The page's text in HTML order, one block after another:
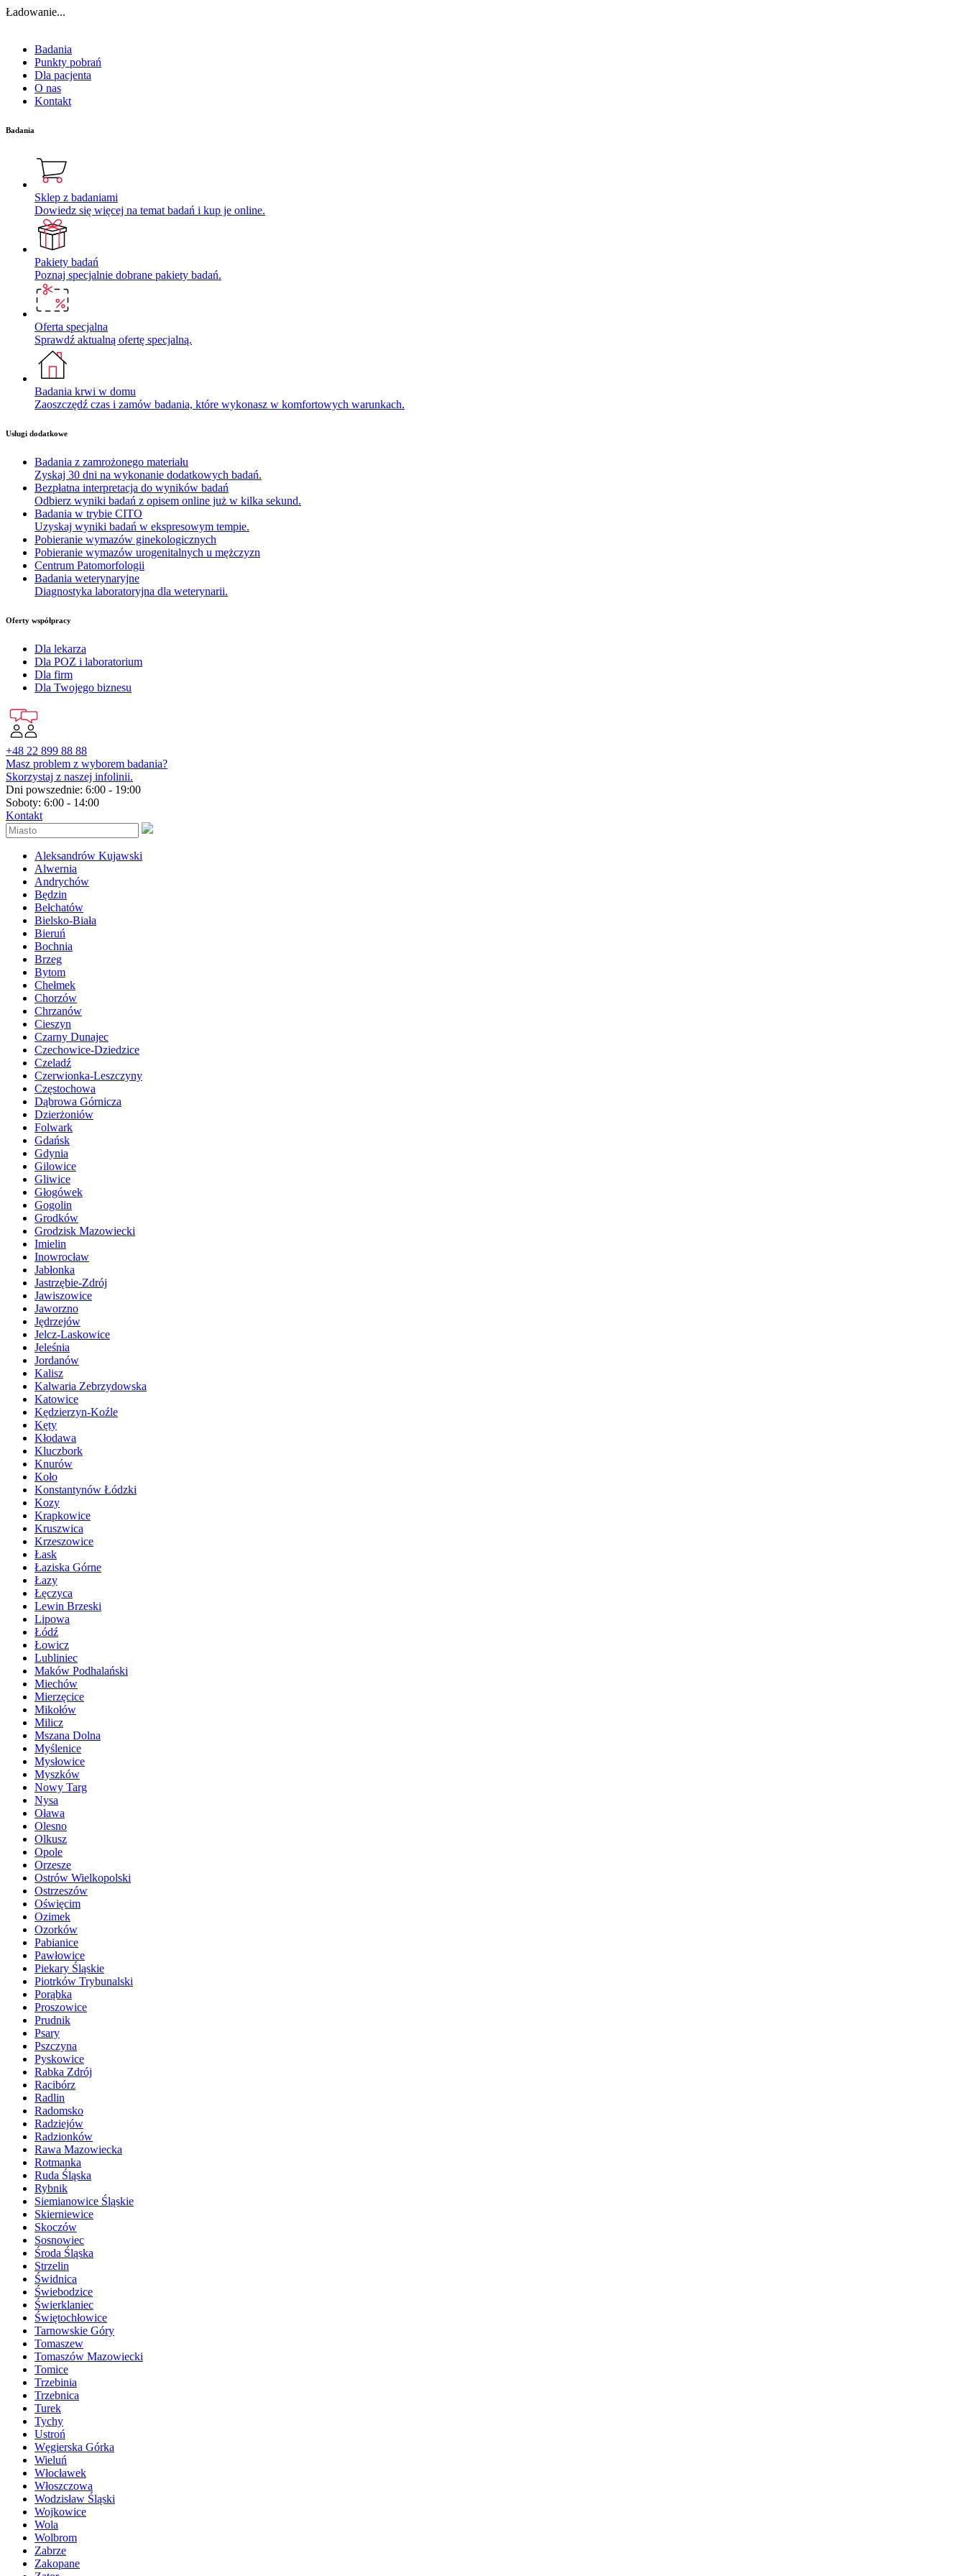
Ładowanie...
Badania
Punkty pobrań
Dla pacjenta
O nas
Kontakt
Badania
Sklep z badaniami
Dowiedz się więcej na temat badań i kup je online.
Pakiety badań
Poznaj specjalnie dobrane pakiety badań.
Oferta specjalna
Sprawdź aktualną ofertę specjalną.
Badania krwi w domu
Zaoszczędź czas i zamów badania, które wykonasz w komfortowych warunkach.
Usługi dodatkowe
Badania z zamrożonego materiału
Zyskaj 30 dni na wykonanie dodatkowych badań.
Bezpłatna interpretacja do wyników badań
Odbierz wyniki badań z opisem online już w kilka sekund.
Badania w trybie CITO
Uzyskaj wyniki badań w ekspresowym tempie.
Pobieranie wymazów ginekologicznych
Pobieranie wymazów urogenitalnych u mężczyzn
Centrum Patomorfologii
Badania weterynaryjne
Diagnostyka laboratoryjna dla weterynarii.
Oferty współpracy
Dla lekarza
Dla POZ i laboratorium
Dla firm
Dla Twojego biznesu
+48 22 899 88 88
Masz problem z wyborem badania?
Skorzystaj z naszej infolinii.
Dni powszednie: 6:00 - 19:00
Soboty: 6:00 - 14:00
Kontakt
Aleksandrów Kujawski
Alwernia
Andrychów
Będzin
Bełchatów
Bielsko-Biała
Bieruń
Bochnia
Brzeg
Bytom
Chełmek
Chorzów
Chrzanów
Cieszyn
Czarny Dunajec
Czechowice-Dziedzice
Czeladź
Czerwionka-Leszczyny
Częstochowa
Dąbrowa Górnicza
Dzierżoniów
Folwark
Gdańsk
Gdynia
Gilowice
Gliwice
Głogówek
Gogolin
Grodków
Grodzisk Mazowiecki
Imielin
Inowrocław
Jabłonka
Jastrzębie-Zdrój
Jawiszowice
Jaworzno
Jędrzejów
Jelcz-Laskowice
Jeleśnia
Jordanów
Kalisz
Kalwaria Zebrzydowska
Katowice
Kędzierzyn-Koźle
Kęty
Kłodawa
Kluczbork
Knurów
Koło
Konstantynów Łódzki
Kozy
Krapkowice
Kruszwica
Krzeszowice
Łask
Łaziska Górne
Łazy
Łęczyca
Lewin Brzeski
Lipowa
Łódź
Łowicz
Lubliniec
Maków Podhalański
Miechów
Mierzęcice
Mikołów
Milicz
Mszana Dolna
Myślenice
Mysłowice
Myszków
Nowy Targ
Nysa
Oława
Olesno
Olkusz
Opole
Orzesze
Ostrów Wielkopolski
Ostrzeszów
Oświęcim
Ozimek
Ozorków
Pabianice
Pawłowice
Piekary Śląskie
Piotrków Trybunalski
Porąbka
Proszowice
Prudnik
Psary
Pszczyna
Pyskowice
Rabka Zdrój
Racibórz
Radlin
Radomsko
Radziejów
Radzionków
Rawa Mazowiecka
Rotmanka
Ruda Śląska
Rybnik
Siemianowice Śląskie
Skierniewice
Skoczów
Sosnowiec
Środa Śląska
Strzelin
Świdnica
Świebodzice
Świerklaniec
Świętochłowice
Tarnowskie Góry
Tomaszew
Tomaszów Mazowiecki
Tomice
Trzebinia
Trzebnica
Turek
Tychy
Ustroń
Węgierska Górka
Wieluń
Włocławek
Włoszczowa
Wodzisław Śląski
Wojkowice
Wola
Wolbrom
Zabrze
Zakopane